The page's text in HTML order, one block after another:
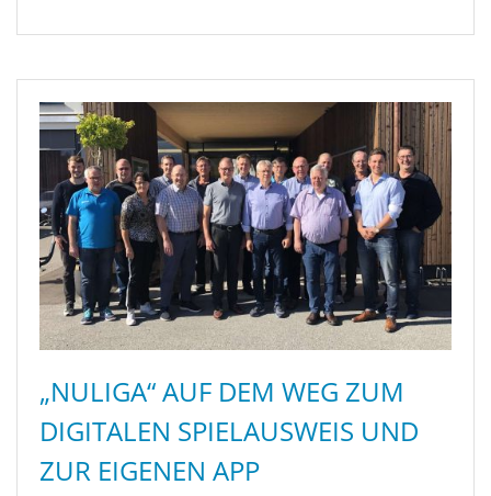
„NULIGA“ AUF DEM WEG ZUM
DIGITALEN SPIELAUSWEIS UND
ZUR EIGENEN APP